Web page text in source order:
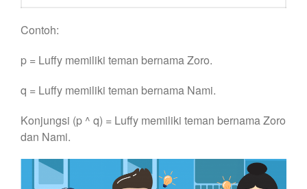
Contoh:
p = Luffy memiliki teman bernama Zoro.
q = Luffy memiliki teman bernama Nami.
Konjungsi (p ^ q) = Luffy memiliki teman bernama Zoro
dan Nami.